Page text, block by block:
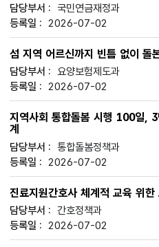
국민연금재정과
2026-07-02
섬 지역 어르신까지 빈틈 없이 돌
요양보험제도과
2026-07-02
지역사회 통합돌봄 시행 100일,
계
통합돌봄정책과
2026-07-02
진료지원간호사 체계적 교육 위
간호정책과
2026-07-02